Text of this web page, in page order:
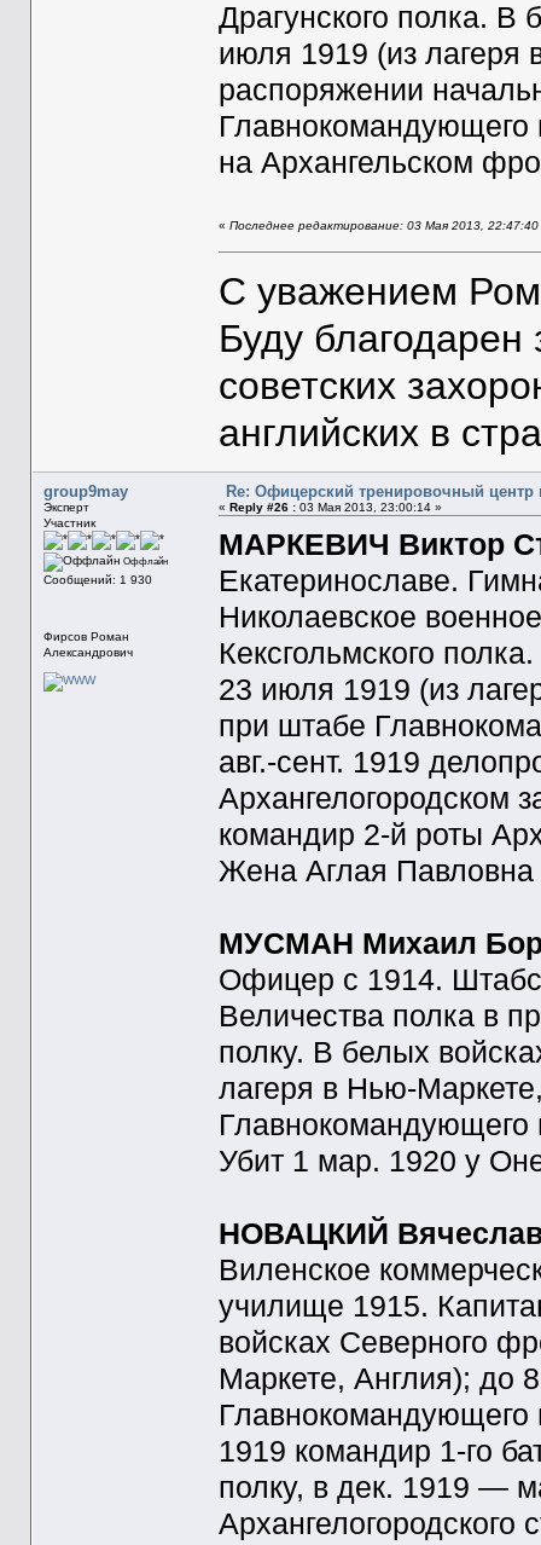
Драгунского полка. В
июля 1919 (из лагеря
распоряжении
Главнокомандующего
на Архангельском
« Последнее редактирование: 03 Мая 2013,
С уважением
Буду
советских
английских в
group9may
Эксперт
Участник
Оффлайн
Сообщений: 1 930
Фирсов Роман
Александрович
Re: Офицерский тренировочный центр
« Reply #26 :03 Мая 2013, 23:00:14 »
МАРКЕВИЧ Виктор
Екатеринославе.
Николаевское
Кексгольмского
23 июля 1919 (из
при штабе
авг.-сент. 1919
Архангелогородском
командир 2-й роты
Жена Аглая Павловна
МУСМАН Михаил
Офицер с 1914.
Величества полка в
полку. В белых
лагеря в Нью-
Главнокомандующего
Убит 1 мар. 1920 у
НОВАЦКИЙ
Виленское
училище 1915.
войсках Северного
Маркете, Англия); до
1919 командир 1-го
полку, в дек. 1919 —
Архангелогородского